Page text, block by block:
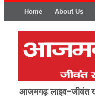
Home About Us
आजमगढ़ लाइव-जीवंत